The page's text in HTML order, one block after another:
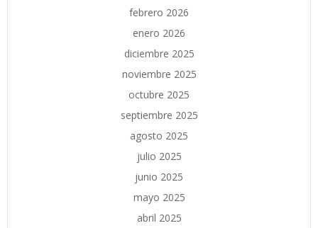
febrero 2026
enero 2026
diciembre 2025
noviembre 2025
octubre 2025
septiembre 2025
agosto 2025
julio 2025
junio 2025
mayo 2025
abril 2025